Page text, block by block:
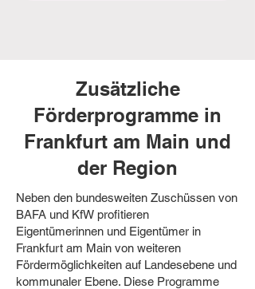
Zusätzliche
Förderprogramme in
Frankfurt am Main und
der Region
Neben den bundesweiten Zuschüssen von
BAFA und KfW profitieren
Eigentümerinnen und Eigentümer in
Frankfurt am Main von weiteren
Fördermöglichkeiten auf Landesebene und
kommunaler Ebene. Diese Programme